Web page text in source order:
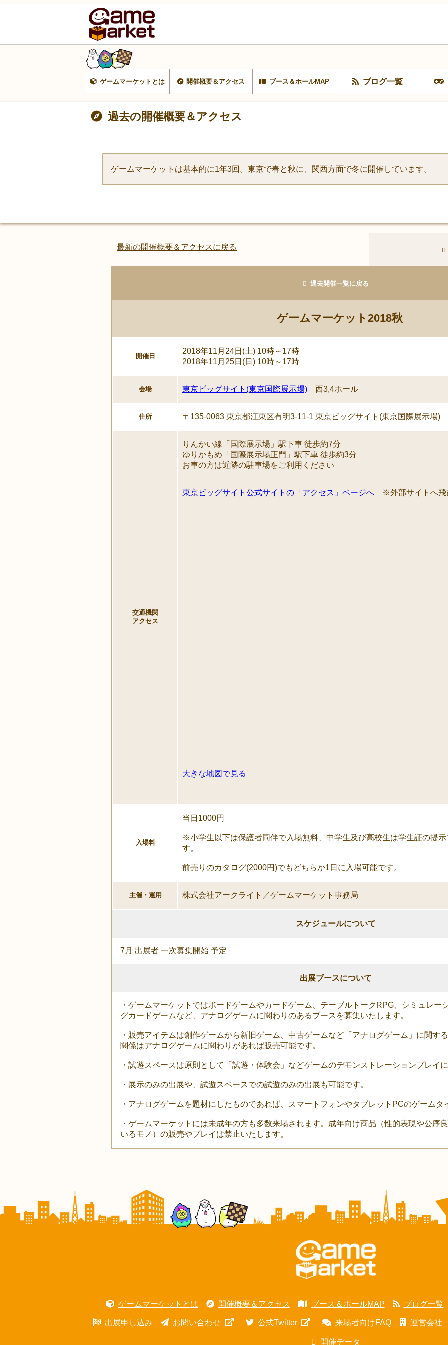
ゲームマーケットとは 開催概要＆アクセス ブース＆ホールMAP ブログ一覧
過去の開催概要＆アクセス
ゲームマーケットは基本的に1年3回。東京で春と秋に、関西方面で冬に開催しています。
最新の開催概要＆アクセスに戻る
過去開催一覧に戻る
ゲームマーケット2018秋
開催日
2018年11月24日(土) 10時～17時
2018年11月25日(日) 10時～17時
会場 東京ビッグサイト(東京国際展示場) 西3,4ホール
住所 〒135-0063 東京都江東区有明3-11-1 東京ビッグサイト(東京国際展示場)
交通機関
アクセス
りんかい線「国際展示場」駅下車 徒歩約7分
ゆりかもめ「国際展示場正門」駅下車 徒歩約3分
お車の方は近隣の駐車場をご利用ください
東京ビッグサイト公式サイトの「アクセス」ページへ ※外部サイトへ飛
大きな地図で見る
入場料
当日1000円
※小学生以下は保護者同伴で入場無料、中学生及び高校生は学生証の提
す。
前売りのカタログ(2000円)でもどちらか1日に入場可能です。
主催・運用 株式会社アークライト／ゲームマーケット事務局
スケジュールについて
7月 出展者 一次募集開始 予定
出展ブースについて
・ゲームマーケットではボードゲームやカードゲーム、テーブルトークRPG、シミュレー
グカードゲームなど、アナログゲームに関わりのあるブースを募集いたします。
・販売アイテムは創作ゲームから新旧ゲーム、中古ゲームなど「アナログゲーム」に関す
関係はアナログゲームに関わりがあれば販売可能です。
・試遊スペースは原則として「試遊・体験会」などゲームのデモンストレーションプレイ
・展示のみの出展や、試遊スペースでの試遊のみの出展も可能です。
・アナログゲームを題材にしたものであれば、スマートフォンやタブレットPCのゲーム
・ゲームマーケットには未成年の方も多数来場されます。成年向け商品（性的表現や公序
いるモノ）の販売やプレイは禁止いたします。
ゲームマーケットとは 開催概要＆アクセス ブース＆ホールMAP ブログ一覧
出展申し込み お問い合わせ 公式Twitter 来場者向けFAQ 運営会社
開催データ